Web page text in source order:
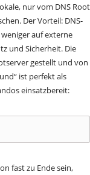
nur vom DNS Root
Der Vorteil: DNS-
auf externe
und Sicherheit. Die
gestellt und von
ist perfekt als
einsatzbereit:
fast zu Ende sein,